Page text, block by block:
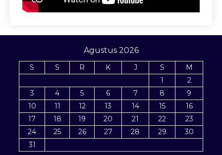
Agustus 2026
S S R K J S
M
1
2
3
4 5 6 7 8
9
10
11 12 13 14 15
16
17
18 19 20 21 22
23
24
25 26 27 28 29
30
31